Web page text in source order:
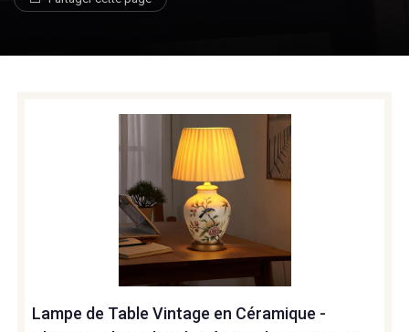
Lampe de Table Vintage en Céramique -